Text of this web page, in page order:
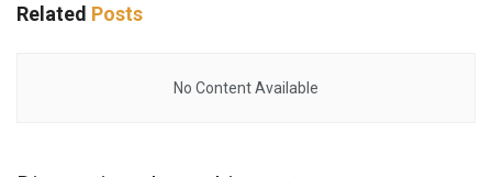
Related Posts
No Content Available